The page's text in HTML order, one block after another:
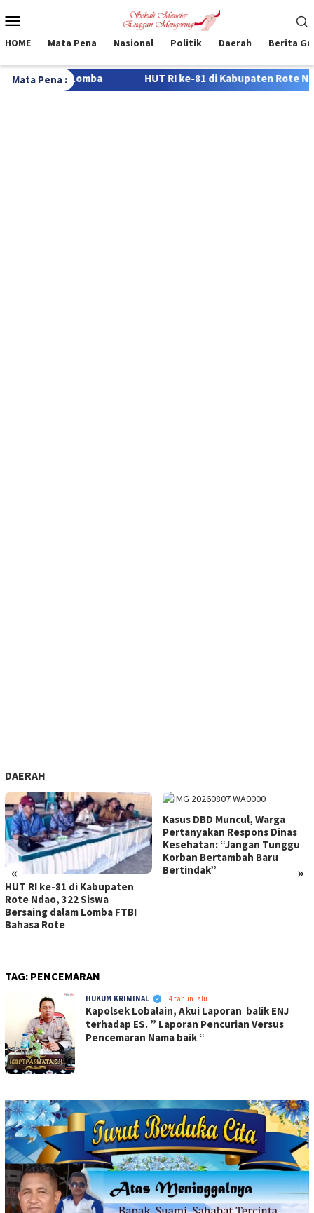
ke
Mobile
HOME Mata Pena Nasional Politik Daerah Berita
Mata Pena :
ke-81 di Kabupaten Rote Ndao, 322 Siswa Bersaing dalam
DAERAH
« »
RI ke-81 di Kabupaten
Ndao, 322 Siswa
dalam Lomba FTBI
Rote
Kasus DBD Muncul, Warga
Pertanyakan Respons Dinas
Kesehatan: “Jangan Tunggu
Korban Bertambah Baru
Bertindak”
TAG: PENCEMARAN
HUKUM KRIMINAL
PENA-
EMAS.COM
4 tahun lalu
Kapolsek Lobalain, Akui Laporan balik ENJ
terhadap ES. ” Laporan Pencurian Versus
Pencemaran Nama baik “